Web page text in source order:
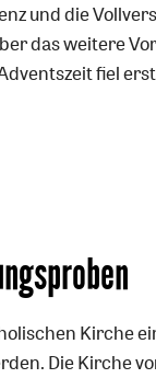
und die
das weitere
fiel
Kirche
Die Kirche